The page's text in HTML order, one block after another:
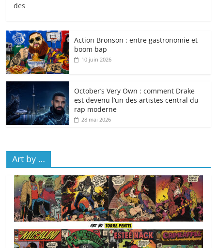
des
Action Bronson : entre gastronomie et
boom bap
10 juin 2026
October’s Very Own : comment Drake
est devenu l’un des artistes central du
rap moderne
28 mai 2026
Art by …